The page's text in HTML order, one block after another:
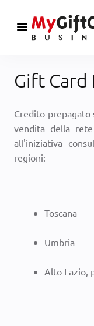
menu
Gift
Credito prepagato
vendita della
all'iniziativa
regioni:
Toscana
Umbria
Alto Lazio,